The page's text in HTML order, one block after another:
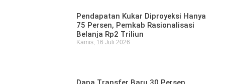
Pendapatan Kukar Diproyeksi Hanya
75 Persen, Pemkab Rasionalisasi
Belanja Rp2 Triliun
Kamis, 16 Juli 2026